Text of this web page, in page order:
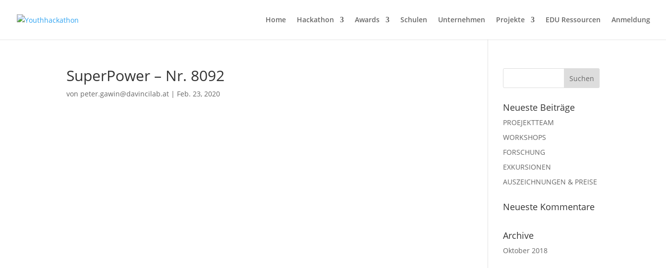
Home Hackathon Awards Schulen Unternehmen Projekte EDU Ressourcen Anmeldung
SuperPower – Nr. 8092
von peter.gawin@davincilab.at | Feb. 23, 2020
Neueste Beiträge
PROEJEKTTEAM
WORKSHOPS
FORSCHUNG
EXKURSIONEN
AUSZEICHNUNGEN & PREISE
Neueste Kommentare
Archive
Oktober 2018